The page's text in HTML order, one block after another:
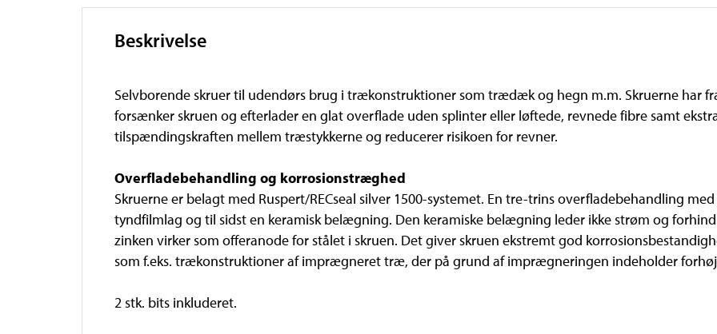
Beskrivelse
Selvborende skruer til udendørs brug i trækonstruktioner som trædæk og hegn m.m. Skruerne har
forsænker skruen og efterlader en glat overflade uden splinter eller løftede, revnede fibre samt
tilspændingskraften mellem træstykkerne og reducerer risikoen for revner.
Overfladebehandling og korrosionstræghed
Skruerne er belagt med Ruspert/RECseal silver 1500-systemet. En tre-trins overfladebehandling
tyndfilmlag og til sidst en keramisk belægning. Den keramiske belægning leder ikke strøm og
zinken virker som offeranode for stålet i skruen. Det giver skruen ekstremt god
som f.eks. trækonstruktioner af imprægneret træ, der på grund af imprægneringen indeholder
2 stk. bits inkluderet.